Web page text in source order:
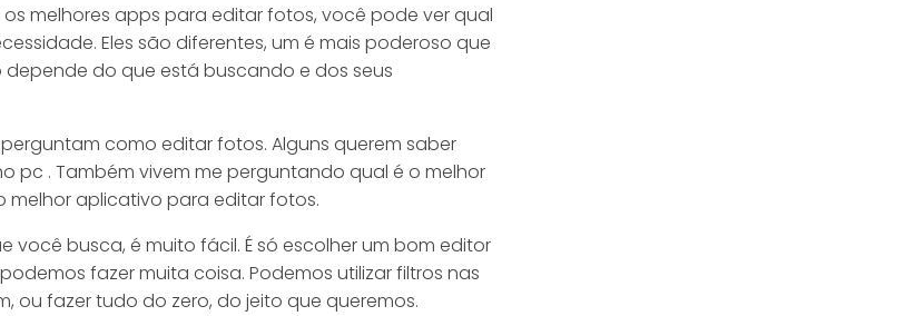
melhores apps para editar fotos, você pode ver qual
Eles são diferentes, um é mais poderoso que
depende do que está buscando e dos seus
como editar fotos. Alguns querem saber
pc . Também vivem me perguntando qual é o melhor
melhor aplicativo para editar fotos.
você busca, é muito fácil. É só escolher um bom editor
fazer muita coisa. Podemos utilizar filtros nas
ou fazer tudo do zero, do jeito que queremos.